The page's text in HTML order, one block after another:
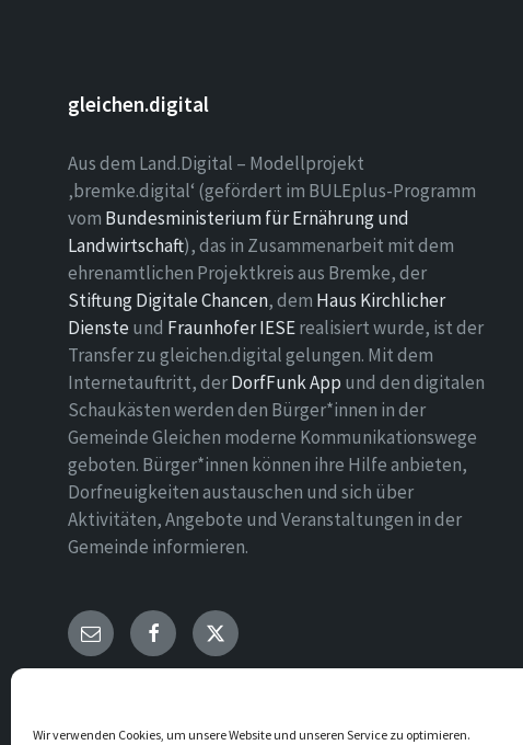
Wir verwenden Cookies, um unsere Website und unseren Service zu optimieren.
gleichen.digital
Aus dem Land.Digital – Modellprojekt
‚bremke.digital‘ (gefördert im BULEplus-Programm
vom Bundesministerium für Ernährung und
Landwirtschaft), das in Zusammenarbeit mit dem
ehrenamtlichen Projektkreis aus Bremke, der
Stiftung Digitale Chancen, dem Haus Kirchlicher
Dienste und Fraunhofer IESErealisiert wurde, ist der
Transfer zu gleichen.digital gelungen. Mit dem
Internetauftritt, derDorfFunk App und den digitalen
Schaukästen werden den Bürger*innen in der
Gemeinde Gleichen moderne Kommunikationswege
geboten. Bürger*innen können ihre Hilfe anbieten,
Dorfneuigkeiten austauschen und sich über
Aktivitäten, Angebote und Veranstaltungen in der
Gemeinde informieren.
E- Facebook Twitter